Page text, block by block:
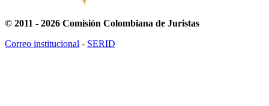
© 2011 - 2026 Comisión Colombiana de Juristas
Correo institucional - SERID